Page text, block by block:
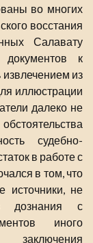
во многих
восстания
Салавату
к
извлечением из
иллюстрации
далеко не
судебно-
в работе с
в том, что
источники, не
дознания с
иного